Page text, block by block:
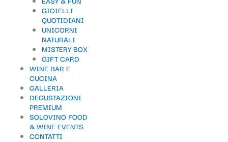
GIOIELLI
QUOTIDIANI
UNICORNI
NATURALI
MISTERY BOX
GIFT CARD
WINE BAR E
CUCINA
GALLERIA
DEGUSTAZIONI
PREMIUM
SOLOVINO FOOD
& WINE EVENTS
CONTATTI